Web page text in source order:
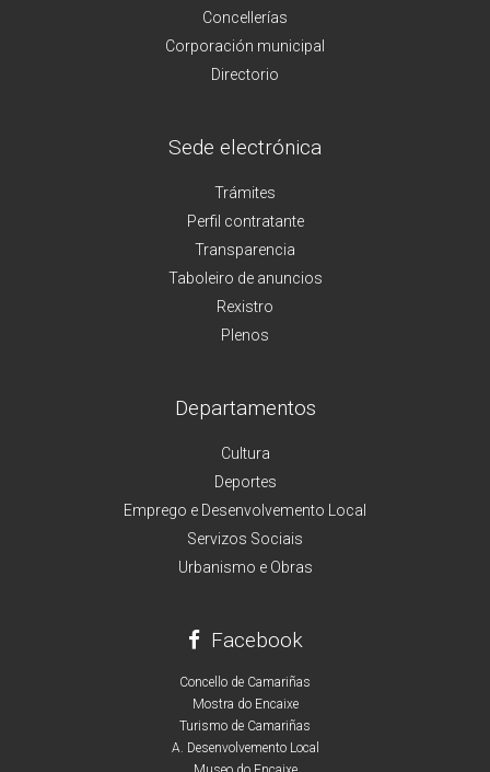
Concellerías
Corporación municipal
Directorio
Sede electrónica
Trámites
Perfil contratante
Transparencia
Taboleiro de anuncios
Rexistro
Plenos
Departamentos
Cultura
Deportes
Emprego e Desenvolvemento Local
Servizos Sociais
Urbanismo e Obras
Facebook
Concello de Camariñas
Mostra do Encaixe
Turismo de Camariñas
A. Desenvolvemento Local